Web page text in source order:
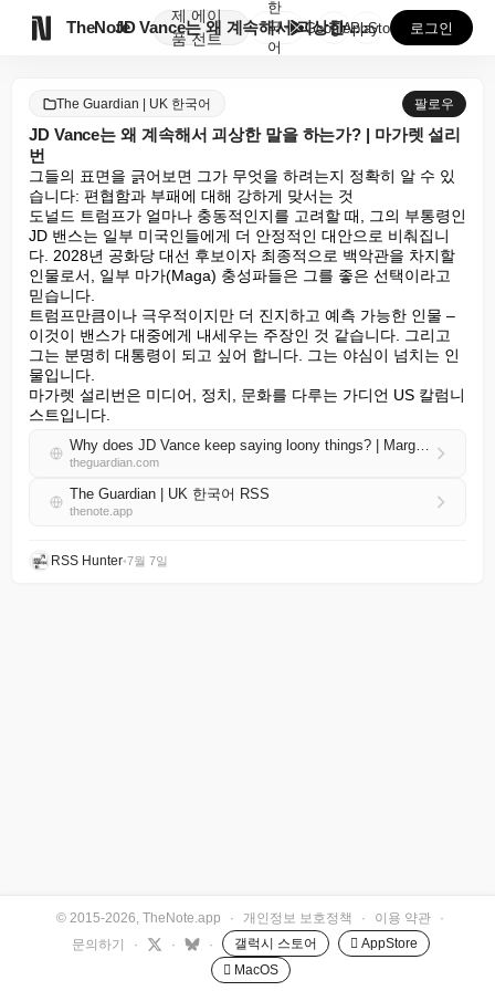
TheNote
제
품
에이
전트
JD Vance는 왜 계속해서 괴상한 말을 하는가? |...
한
국
어
GooglePlay
AppStore 로그인
The Guardian | UK 한국어 팔로우
JD Vance는 왜 계속해서 괴상한 말을 하는가? | 마가렛 설리
번
그들의 표면을 긁어보면 그가 무엇을 하려는지 정확히 알 수 있
습니다: 편협함과 부패에 대해 강하게 맞서는 것
도널드 트럼프가 얼마나 충동적인지를 고려할 때, 그의 부통령인
JD 밴스는 일부 미국인들에게 더 안정적인 대안으로 비춰집니
다. 2028년 공화당 대선 후보이자 최종적으로 백악관을 차지할
인물로서, 일부 마가(Maga) 충성파들은 그를 좋은 선택이라고
믿습니다.
트럼프만큼이나 극우적이지만 더 진지하고 예측 가능한 인물 –
이것이 밴스가 대중에게 내세우는 주장인 것 같습니다. 그리고
그는 분명히 대통령이 되고 싶어 합니다. 그는 야심이 넘치는 인
물입니다.
마가렛 설리번은 미디어, 정치, 문화를 다루는 가디언 US 칼럼니
스트입니다.
Why does JD Vance keep saying loony things? | Margaret Sullivan
theguardian.com
The Guardian | UK 한국어 RSS
thenote.app
RSS Hunter•7월 7일
© 2015-2026, TheNote.app · 개인정보 보호정책 · 이용 약관
·
문의하기
· · · 갤럭시 스토어
 AppStore
 MacOS